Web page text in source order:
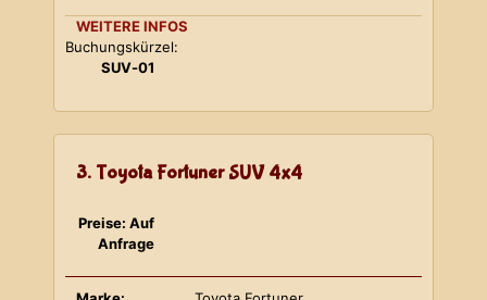
WEITERE INFOS
Buchungskürzel:
SUV-01
3. Toyota Fortuner SUV 4x4
Preise: Auf
Anfrage